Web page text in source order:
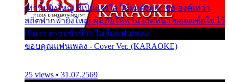
เท่านั้นยิ่งใหญ่ ที่เป็นแรงใจ ให้ผมดังมา.. ขอ องค์เทวา
สถิตฟากฟ้ายิ่งใหญ่ คุ้มภัยให้ท่าน เถิดหนา ขอจงเชื่อใจ ไว้
เถิดว่า ตราบชั่วชีวา ไม่ลืมแฟนเพลง
ขอบคุณแฟนเพลง - Cover Ver. (KARAOKE)
25 views • 31.07.2569